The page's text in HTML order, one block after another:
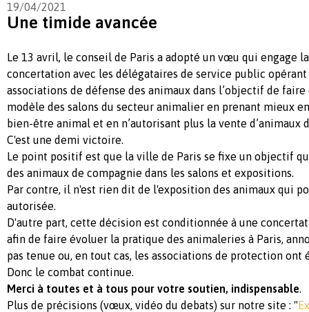
19/04/2021
Une timide avancée
Le 13 avril, le conseil de Paris a adopté un vœu qui engage
concertation avec les délégataires de service public
associations de défense des animaux dans l’objectif de
modèle des salons du secteur animalier en prenant mieux
bien-être animal et en n’autorisant plus la vente d’animaux
C'est une demi victoire.
Le point positif est que la ville de Paris se fixe un objectif
des animaux de compagnie dans les salons et expositions.
Par contre, il n'est rien dit de l'exposition des animaux qui
autorisée.
D'autre part, cette décision est conditionnée à une
afin de faire évoluer la pratique des animaleries à Paris,
pas tenue ou, en tout cas, les associations de protection ont
Donc le combat continue.
Merci à toutes et à tous pour votre soutien, indispensable.
Plus de précisions (vœux, vidéo du debats) sur notre site : "